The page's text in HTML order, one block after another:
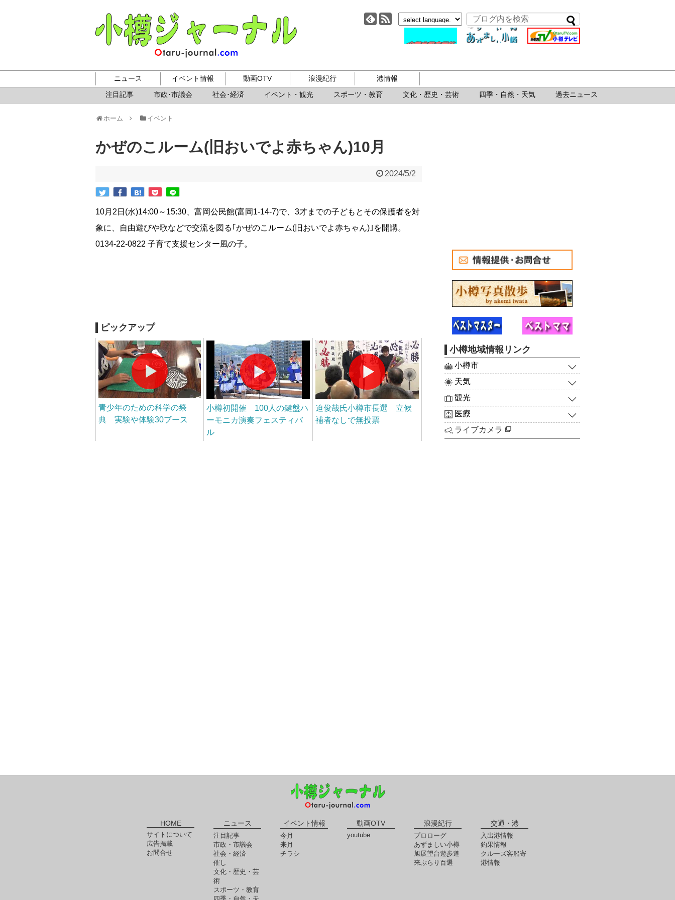
小樽ジャーナル
ニュース
注目記事
市政･市議会 社会･経済 イベント・観光 スポーツ・教育 文化・歴史・芸術 四季・自然・天気 過去ニュース
イベント情報 動画OTV 浪漫紀行 港情報
ホーム イベント
かぜのこルーム(旧おいでよ赤ちゃん)10月
2024/5/2
10月2日(水)14:00～15:30、富岡公民館(富岡1-14-7)で、3才までの子どもとその保護者を対
象に、自由遊びや歌などで交流を図る｢かぜのこルーム(旧おいでよ赤ちゃん)｣を開講。
0134-22-0822 子育て支援センター風の子。
ピックアップ
青少年のための科学の祭
典 実験や体験30ブース
小樽初開催 100人の鍵盤ハ
ーモニカ演奏フェスティバ
ル
迫俊哉氏小樽市長選 立候
補者なしで無投票
小樽地域情報リンク
小樽市
天気
観光
医療
ライブカメラ
HOME
サイトについて
広告掲載
お問合せ
ニュース
注目記事
市政・市議会
社会・経済
催し
文化・歴史・芸
術
スポーツ・教育
イベント情報
今月
来月
チラシ
動画OTV
youtube
浪漫紀行
プロローグ
あずましい小樽
旭展望台遊歩道
来ぶらり百選
交通・港
入出港情報
釣果情報
クルーズ客船寄
港情報